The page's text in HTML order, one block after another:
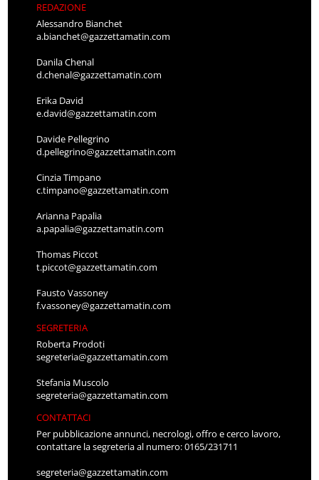
REDAZIONE
Alessandro Bianchet
a.bianchet@gazzettamatin.com
Danila Chenal
d.chenal@gazzettamatin.com
Erika David
e.david@gazzettamatin.com
Davide Pellegrino
d.pellegrino@gazzettamatin.com
Cinzia Timpano
c.timpano@gazzettamatin.com
Arianna Papalia
a.papalia@gazzettamatin.com
Thomas Piccot
t.piccot@gazzettamatin.com
Fausto Vassoney
f.vassoney@gazzettamatin.com
SEGRETERIA
Roberta Prodoti
segreteria@gazzettamatin.com
Stefania Muscolo
segreteria@gazzettamatin.com
CONTATTACI
Per pubblicazione annunci, necrologi, offro e cerco lavoro,
contattare la segreteria al numero: 0165/231711
segreteria@gazzettamatin.com